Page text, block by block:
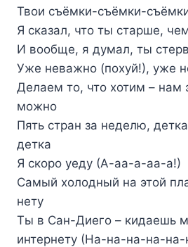
Твои съёмки-съёмки-
Я сказал, что ты старше,
И вообще, я думал, ты
Уже неважно (похуй!), уже
Делаем то, что хотим – нам
можно
Пять стран за неделю,
детка
Я скоро уеду (А-аа-а-аа-а!)
Самый холодный на этой
нету
Ты в Сан-Диего – кидаешь
интернету (На-на-на-на-на-